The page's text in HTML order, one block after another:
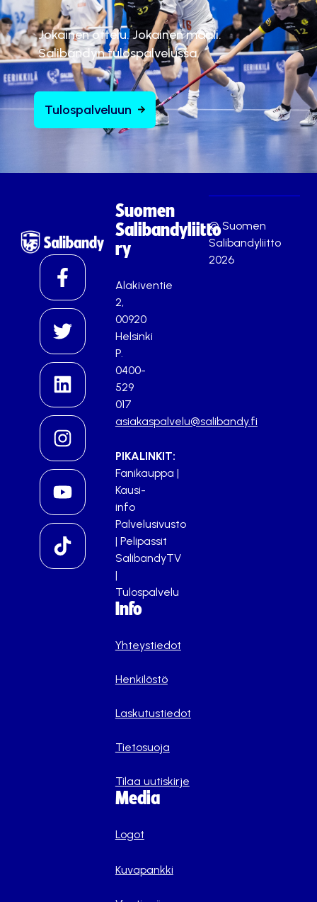
Jokainen ottelu. Jokainen maali.
Salibandyn tulospalvelussa.
Tulospalveluun
Suomen
Salibandyliitto
ry
Alakiventie
2,
00920
Helsinki
P.
0400-
529
017
asiakaspalvelu@salibandy.fi
PIKALINKIT:
Fanikauppa |
Kausi-
info
Palvelusivusto
| Pelipassit
SalibandyTV
|
Tulospalvelu
Info
Yhteystiedot
Henkilöstö
Laskutustiedot
Tietosuoja
Tilaa uutiskirje
Media
Logot
Kuvapankki
© Suomen
Salibandyliitto
2026